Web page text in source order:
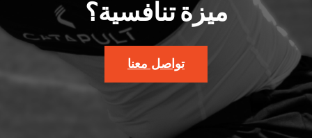
ميزة تنافسية؟
تواصل معنا